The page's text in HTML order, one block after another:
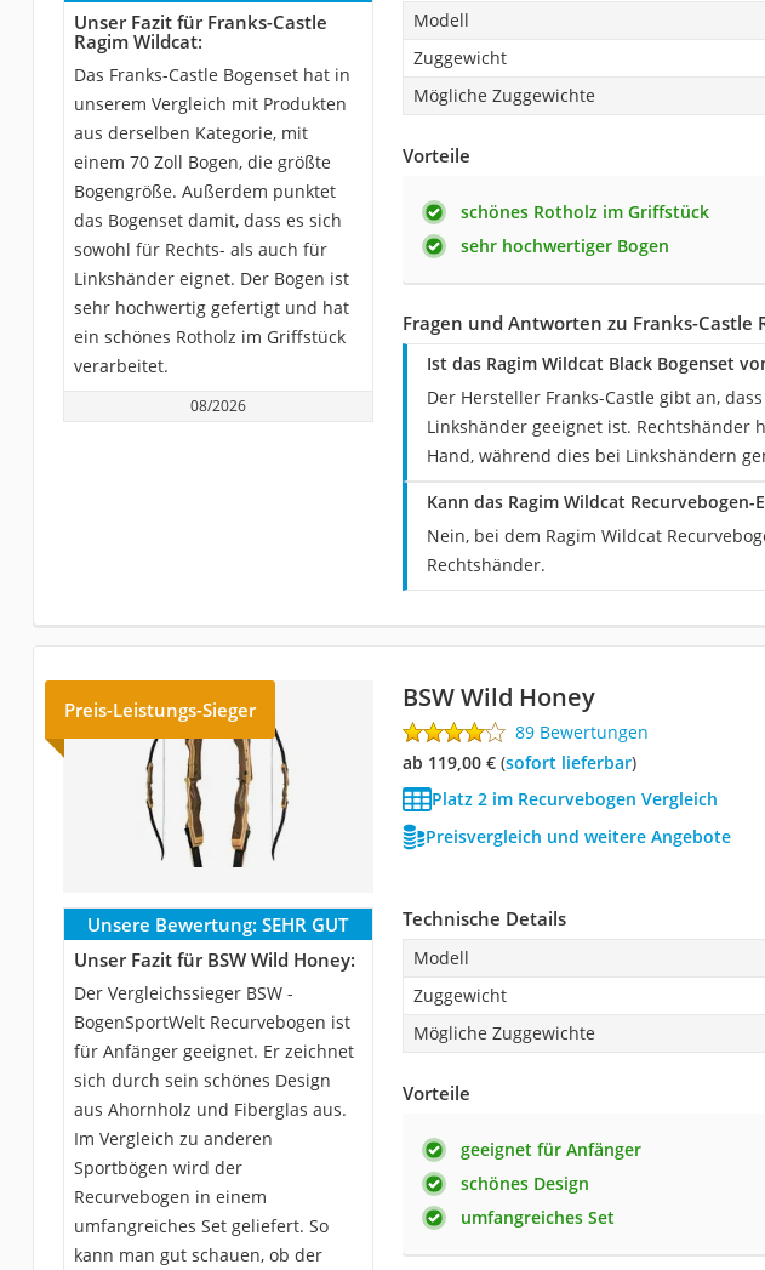
Unser Fazit für Franks-Castle
Ragim Wildcat:
Das Franks-Castle Bogenset hat in
unserem Vergleich mit Produkten
aus derselben Kategorie, mit
einem 70 Zoll Bogen, die größte
Bogengröße. Außerdem punktet
das Bogenset damit, dass es sich
sowohl für Rechts- als auch für
Linkshänder eignet. Der Bogen ist
sehr hochwertig gefertigt und hat
ein schönes Rotholz im Griffstück
verarbeitet.
08/2026
Modell
Zuggewicht
Mögliche Zuggewichte
Vorteile
schönes Rotholz im Griffstück
sehr hochwertiger Bogen
Fragen und Antworten zu Franks-Castle
Ist das Ragim Wildcat Black Bogenset
Der Hersteller Franks-Castle gibt an,
Linkshänder geeignet ist.
Hand, während dies bei Linkshändern
Kann das Ragim Wildcat
Nein, bei dem Ragim Wildcat
Rechtshänder.
Preis-Leistungs-Sieger BSW Wild Honey
89 Bewertungen
ab 119,00 €( Sofort lieferbar)
Platz 2 im Recurvebogen Vergleich
Preisvergleich und weitere Angebote
Unsere Bewertung: SEHR GUT
Unser Fazit für BSW Wild Honey:
Der Vergleichssieger BSW -
BogenSportWelt Recurvebogen ist
für Anfänger geeignet. Er zeichnet
sich durch sein schönes Design
aus Ahornholz und Fiberglas aus.
Im Vergleich zu anderen
Sportbögen wird der
Recurvebogen in einem
umfangreiches Set geliefert. So
kann man gut schauen, ob der
Technische Details
Modell
Zuggewicht
Mögliche Zuggewichte
Vorteile
geeignet für Anfänger
schönes Design
umfangreiches Set